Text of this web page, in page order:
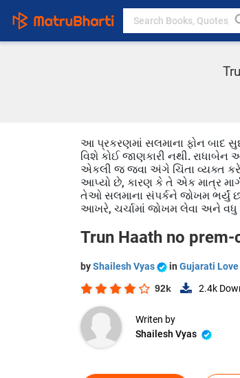
આ પ્રકરણમાં સલમાના ફોન બાદ
વિશે કોઈ જાણકારી નથી. રાધાબેન
એકલી જ જવા અંગે ચિંતા વ્યક્ત કરે
આપ્યો છે, કારણ કે તે એક માત્ર
તેઓ સલમાના સંપર્કને જોખમ ભર્યું
આખરે, ચર્ચામાં જોખમ લેવા અને વધુ
Trun Haath no
byShailesh Vyas in Gujarati
92k 2.4k
Writen by
Shailesh Vyas